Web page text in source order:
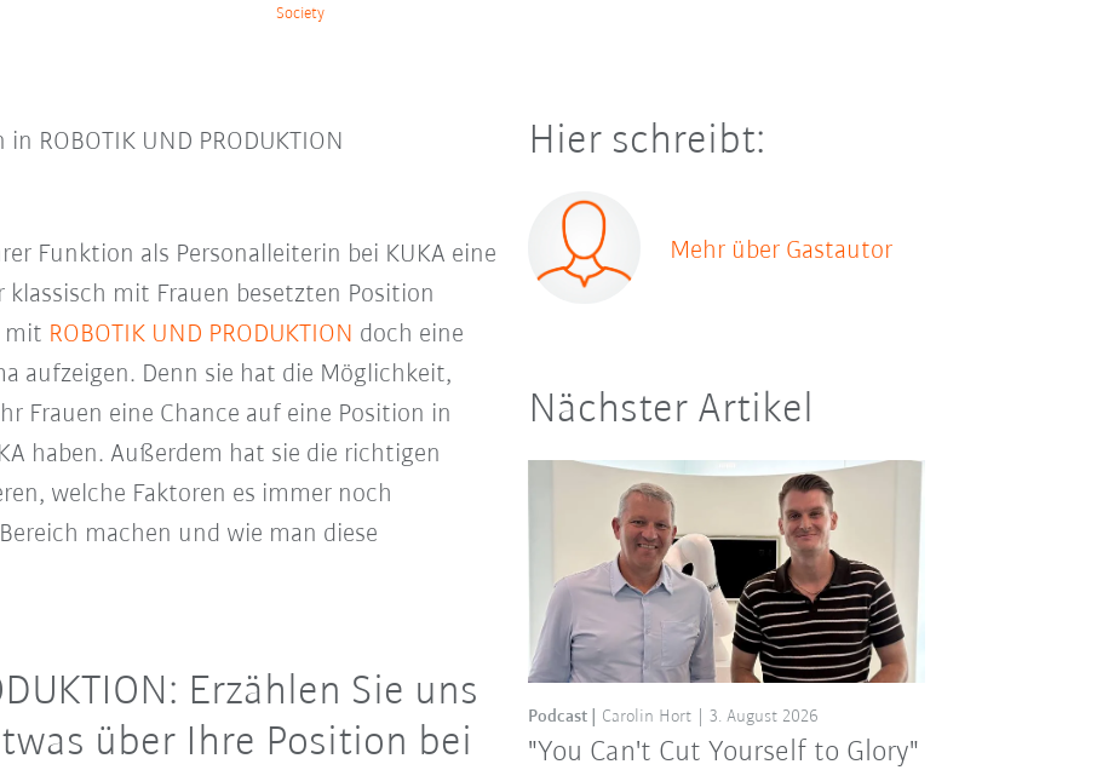
Society
ROBOTIK UND PRODUKTION
Funktion als Personalleiterin bei KUKA eine
mit Frauen besetzten Position
mit ROBOTIK UND PRODUKTION doch eine
aufzeigen. Denn sie hat die Möglichkeit,
Frauen eine Chance auf eine Position in
haben. Außerdem hat sie die richtigen
welche Faktoren es immer noch
machen und wie man diese
Erzählen Sie uns
über Ihre Position bei
Hier schreibt:
Mehr über Gastautor
Nächster Artikel
"You Can't Cut Yourself to Glory"
Podcast Carolin Hort 3. August 2026